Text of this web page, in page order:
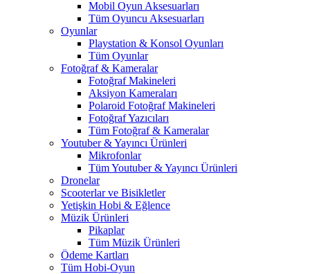
Mobil Oyun Aksesuarları
Tüm Oyuncu Aksesuarları
Oyunlar
Playstation & Konsol Oyunları
Tüm Oyunlar
Fotoğraf & Kameralar
Fotoğraf Makineleri
Aksiyon Kameraları
Polaroid Fotoğraf Makineleri
Fotoğraf Yazıcıları
Tüm Fotoğraf & Kameralar
Youtuber & Yayıncı Ürünleri
Mikrofonlar
Tüm Youtuber & Yayıncı Ürünleri
Dronelar
Scooterlar ve Bisikletler
Yetişkin Hobi & Eğlence
Müzik Ürünleri
Pikaplar
Tüm Müzik Ürünleri
Ödeme Kartları
Tüm Hobi-Oyun